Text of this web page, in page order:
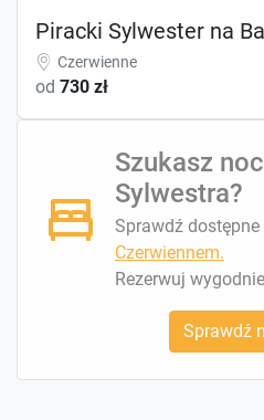
Piracki Sylwester na
Czerwienne
od 730 zł
Szukasz
Sylwestra?
Sprawdź dostępne
Czerwiennem.
Rezerwuj
Sprawdź